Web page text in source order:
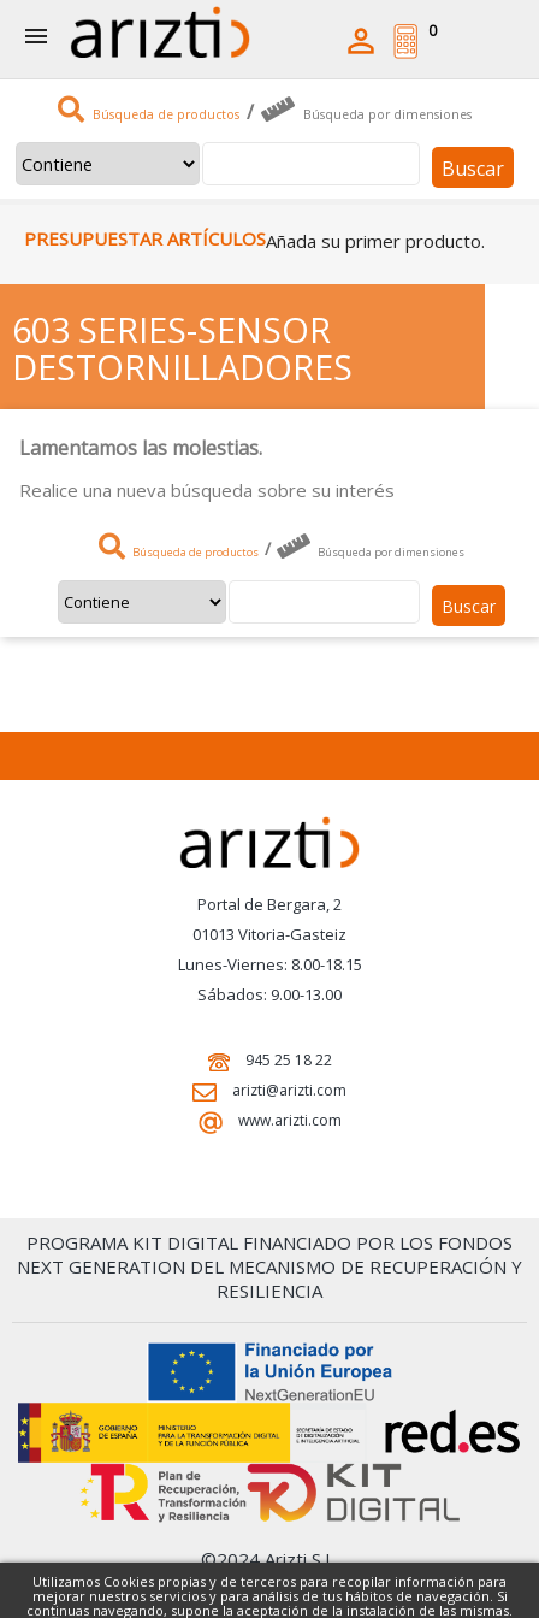
Utilizamos Cookies propias y de terceros para recopilar información para
mejorar nuestros servicios y para análisis de tus hábitos de navegación. Si
continuas navegando, supone la aceptación de la instalación de las mismas.
 
Búsqueda de productos / Búsqueda por dimensiones
Buscar
0
PRESUPUESTAR ARTÍCULOSAñada su primer producto.
603 SERIES-SENSOR
DESTORNILLADORES
Lamentamos las molestias.
Realice una nueva búsqueda sobre su interés
Búsqueda de productos / Búsqueda por dimensiones
Buscar
Portal de Bergara, 2
01013 Vitoria-Gasteiz
Lunes-Viernes: 8.00-18.15
Sábados: 9.00-13.00
945 25 18 22
arizti@arizti.com
www.arizti.com
PROGRAMA KIT DIGITAL FINANCIADO POR LOS FONDOS
NEXT GENERATION DEL MECANISMO DE RECUPERACIÓN Y
RESILIENCIA
©2024 Arizti S.L.
Condiciones Generales
Política de privacidad